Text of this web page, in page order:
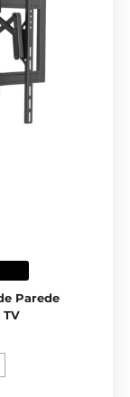
Parede